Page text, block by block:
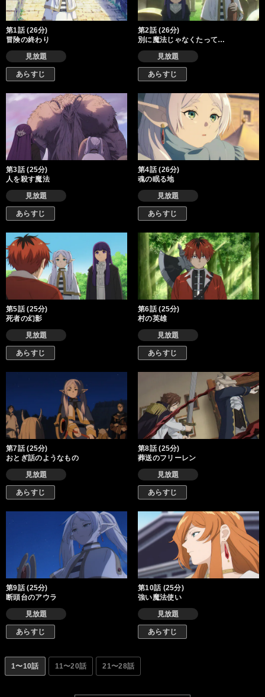
第1話 (26分)
冒険の終わり
見放題
あらすじ
第2話 (26分)
別に魔法じゃなくたって…
見放題
あらすじ
第3話 (25分)
人を殺す魔法
見放題
あらすじ
第4話 (26分)
魂の眠る地
見放題
あらすじ
第5話 (25分)
死者の幻影
見放題
あらすじ
第6話 (25分)
村の英雄
見放題
あらすじ
第7話 (25分)
おとぎ話のようなもの
見放題
あらすじ
第8話 (25分)
葬送のフリーレン
見放題
あらすじ
第9話 (25分)
断頭台のアウラ
見放題
あらすじ
第10話 (25分)
強い魔法使い
見放題
あらすじ
1〜10話 11〜20話 21〜28話